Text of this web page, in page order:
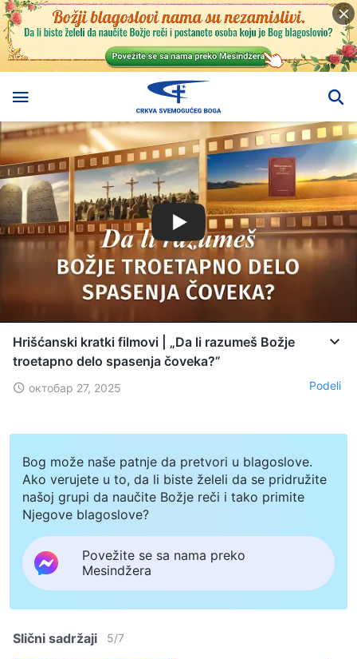
Hrišćanski kratki filmovi | „Da li razumeš Božje
troetapno delo spasenja čoveka?”
октобар 27, 2025 Podeli
Bog može naše patnje da pretvori u blagoslove.
Ako verujete u to, da li biste želeli da se pridružite
našoj grupi da naučite Božje reči i tako primite
Njegove blagoslove?
Povežite se sa nama preko
Mesindžera
Slični sadržaji 5/7